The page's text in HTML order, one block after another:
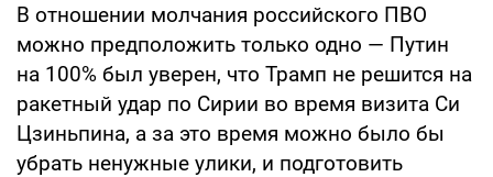
В отношении молчания российского ПВО
можно предположить только одно — Путин
на 100% был уверен, что Трамп не решится на
ракетный удар по Сирии во время визита Си
Цзиньпина, а за это время можно было бы
убрать ненужные улики, и подготовить